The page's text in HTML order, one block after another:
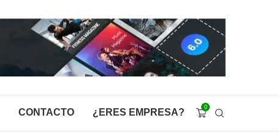
CONTACTO ¿ERES EMPRESA? 0